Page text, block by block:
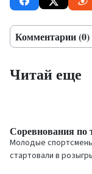
Комментарии (0)
Читай еще
Соревнования по
Молодые
стартовали в